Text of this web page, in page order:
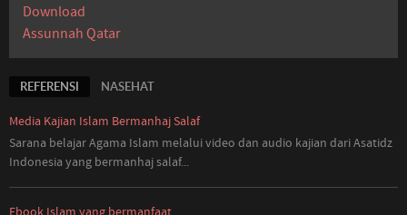
Download
Assunnah Qatar
REFERENSI NASEHAT
Media Kajian Islam Bermanhaj Salaf
Sarana belajar Agama Islam melalui video dan audio kajian dari Asatidz
Indonesia yang bermanhaj salaf...